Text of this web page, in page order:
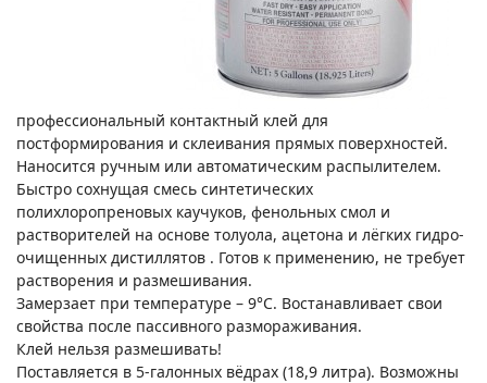
профессиональный контактный клей для
постформирования и склеивания прямых поверхностей.
Наносится ручным или автоматическим распылителем.
Быстро сохнущая смесь синтетических
полихлоропреновых каучуков, фенольных смол и
растворителей на основе толуола, ацетона и лёгких гидро-
очищенных дистиллятов . Готов к применению, не требует
растворения и размешивания.
Замерзает при температуре – 9°С. Востанавливает свои
свойства после пассивного размораживания.
Клей нельзя размешивать!
Поставляется в 5-галонных вёдрах (18,9 литра). Возможны